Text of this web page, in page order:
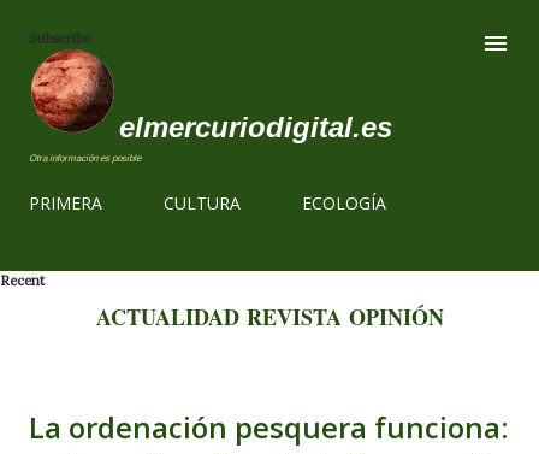
Subscribe
elmercuriodigital.es
Otra información es posible
PRIMERA CULTURA ECOLOGÍA
Recent
ACTUALIDAD REVISTA OPINIÓN
La ordenación pesquera funciona: